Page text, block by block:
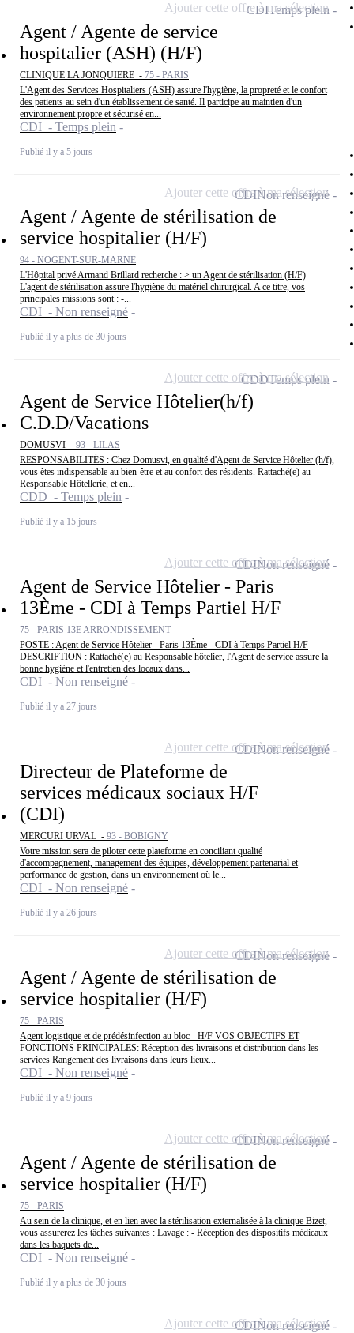
Agent / Agente de service
hospitalier (ASH) (H/F)
CLINIQUE LA JONQUIERE - 75 - PARIS
L'Agent des Services Hospitaliers (ASH) assure l'hygiène, la propreté et le confort
des patients au sein d'un établissement de santé. Il participe au maintien d'un
environnement propre et sécurisé en...
CDI - Temps plein
Publié il y a 5 jours
CDITemps plein
Ajouter cette offre à ma sélection
Agent / Agente de stérilisation de
service hospitalier (H/F)
94 - NOGENT-SUR-MARNE
L'Hôpital privé Armand Brillard recherche : > un Agent de stérilisation (H/F)
L'agent de stérilisation assure l'hygiène du matériel chirurgical. A ce titre, vos
principales missions sont : -...
CDI - Non renseigné
Publié il y a plus de 30 jours
CDINon renseigné
Ajouter cette offre à ma sélection
Agent de Service Hôtelier(h/f)
C.D.D/Vacations
DOMUSVI - 93 - LILAS
RESPONSABILITÉS : Chez Domusvi, en qualité d'Agent de Service Hôtelier (h/f),
vous êtes indispensable au bien-être et au confort des résidents. Rattaché(e) au
Responsable Hôtellerie, et en...
CDD - Temps plein
Publié il y a 15 jours
CDDTemps plein
Ajouter cette offre à ma sélection
Agent de Service Hôtelier - Paris
13Ème - CDI à Temps Partiel H/F
75 - PARIS 13E ARRONDISSEMENT
POSTE : Agent de Service Hôtelier - Paris 13Ème - CDI à Temps Partiel H/F
DESCRIPTION : Rattaché(e) au Responsable hôtelier, l'Agent de service assure la
bonne hygiène et l'entretien des locaux dans...
CDI - Non renseigné
Publié il y a 27 jours
CDINon renseigné
Ajouter cette offre à ma sélection
Directeur de Plateforme de
services médicaux sociaux H/F
(CDI)
MERCURI URVAL - 93 - BOBIGNY
Votre mission sera de piloter cette plateforme en conciliant qualité
d'accompagnement, management des équipes, développement partenarial et
performance de gestion, dans un environnement où le...
CDI - Non renseigné
Publié il y a 26 jours
CDINon renseigné
Ajouter cette offre à ma sélection
Agent / Agente de stérilisation de
service hospitalier (H/F)
75 - PARIS
Agent logistique et de prédésinfection au bloc - H/F VOS OBJECTIFS ET
FONCTIONS PRINCIPALES: Réception des livraisons et distribution dans les
services Rangement des livraisons dans leurs lieux...
CDI - Non renseigné
Publié il y a 9 jours
CDINon renseigné
Ajouter cette offre à ma sélection
Agent / Agente de stérilisation de
service hospitalier (H/F)
75 - PARIS
Au sein de la clinique, et en lien avec la stérilisation externalisée à la clinique Bizet,
vous assurerez les tâches suivantes : Lavage : - Réception des dispositifs médicaux
dans les baquets de...
CDI - Non renseigné
Publié il y a plus de 30 jours
CDINon renseigné
Ajouter cette offre à ma sélection
CDINon renseigné
Ajouter cette offre à ma sélection